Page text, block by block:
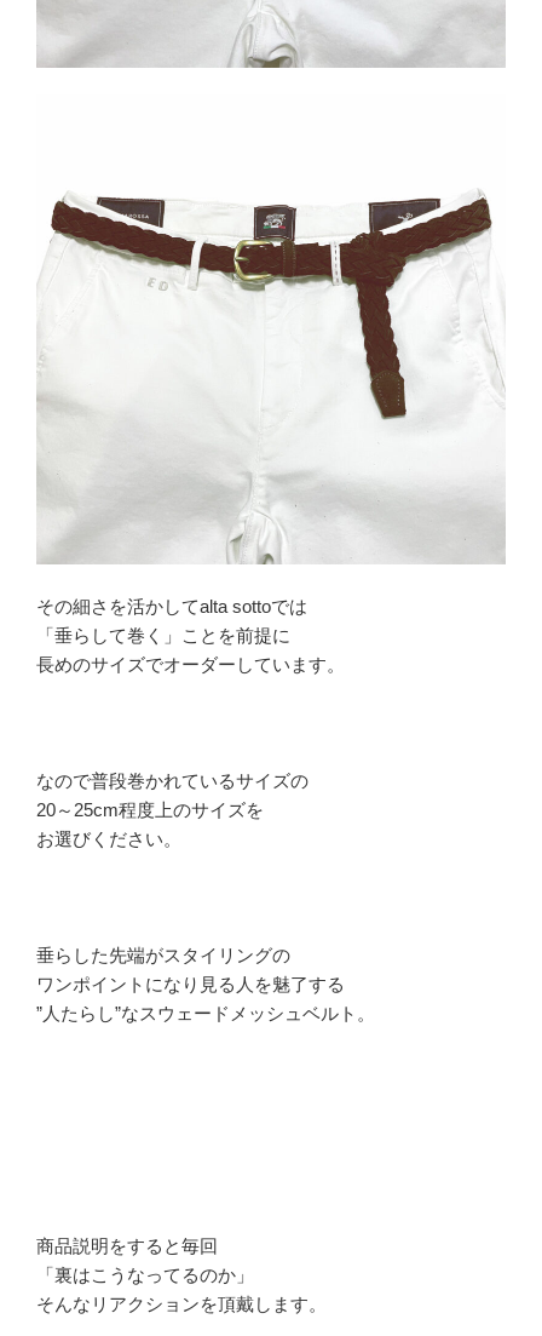
その細さを活かしてalta sottoでは
「垂らして巻く」ことを前提に
長めのサイズでオーダーしています。
なので普段巻かれているサイズの
20～25cm程度上のサイズを
お選びください。
垂らした先端がスタイリングの
ワンポイントになり見る人を魅了する
”人たらし”なスウェードメッシュベルト。
商品説明をすると毎回
「裏はこうなってるのか」
そんなリアクションを頂戴します。